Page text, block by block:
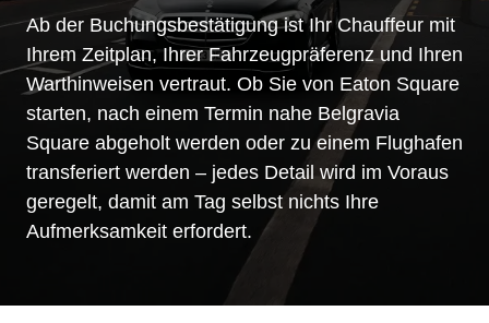
Ab der Buchungsbestätigung ist Ihr Chauffeur mit
Ihrem Zeitplan, Ihrer Fahrzeugpräferenz und Ihren
Warthinweisen vertraut. Ob Sie von Eaton Square
starten, nach einem Termin nahe Belgravia
Square abgeholt werden oder zu einem Flughafen
transferiert werden – jedes Detail wird im Voraus
geregelt, damit am Tag selbst nichts Ihre
Aufmerksamkeit erfordert.